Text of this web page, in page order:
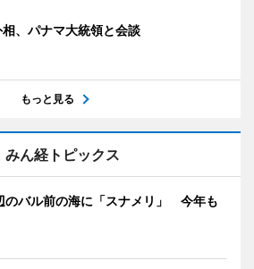
相、パナマ大統領と会談
もっと見る
みん経トピックス
のバル前の海に「スナメリ」 今年も